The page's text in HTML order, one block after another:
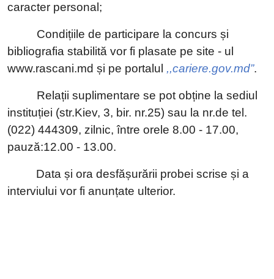
caracter personal;
Condițiile de participare la concurs și
bibliografia stabilită vor fi plasate pe site - ul
www.rascani.md și pe portalul ,,cariere.gov.md”.
Relații suplimentare se pot obține la sediul
instituției (str.Kiev, 3, bir. nr.25) sau la nr.de tel.
(022) 444309, zilnic, între orele 8.00 - 17.00,
pauză:12.00 - 13.00.
Data și ora desfășurării probei scrise și a
interviului vor fi anunțate ulterior.